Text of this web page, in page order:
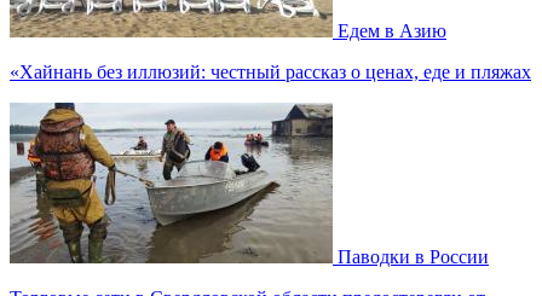
Едем в Азию
«Хайнань без иллюзий: честный рассказ о ценах, еде и пляжах
Паводки в России